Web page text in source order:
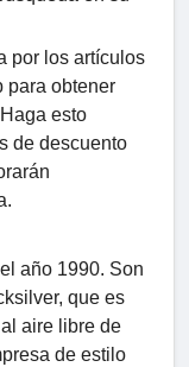
por los artículos
para obtener
esto
de descuento
año 1990. Son
que es
aire libre de
de estilo